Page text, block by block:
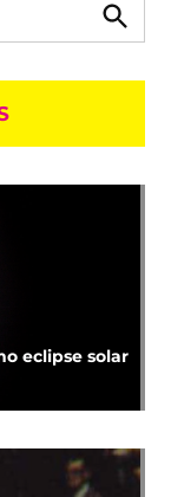
eclipse solar